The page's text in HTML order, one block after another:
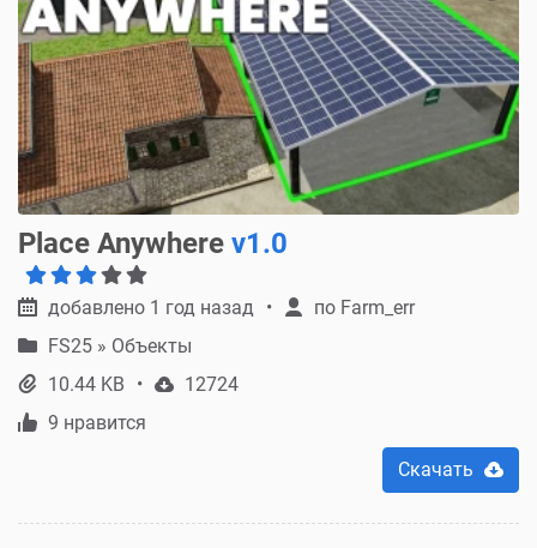
Place Anywhere v1.0
добавлено 1 год назад по Farm_err
FS25 » Объекты
10.44 KB
12724
9 нравится
Скачать